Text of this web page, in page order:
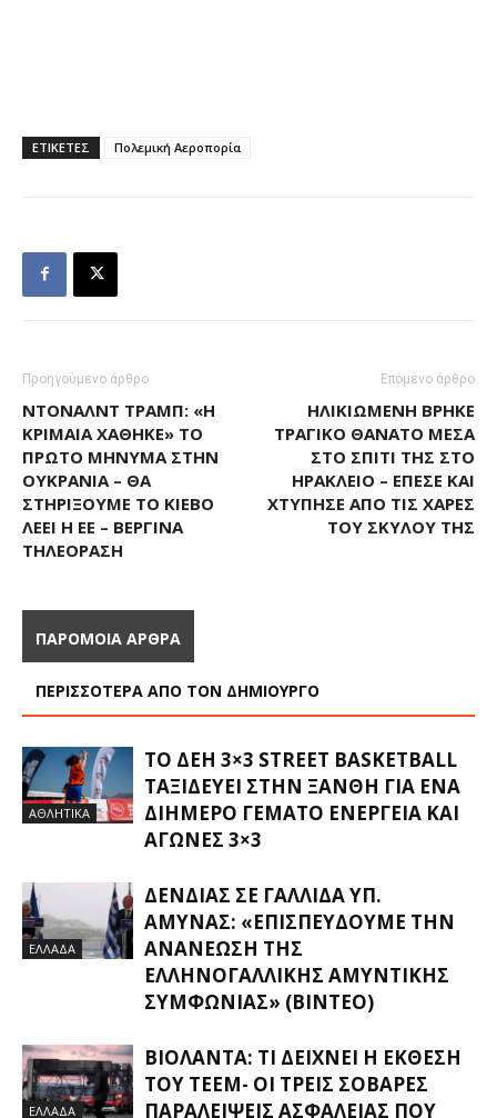
ΕΤΙΚΕΤΕΣ Πολεμική Αεροπορία
Προηγούμενο άρθρο
ΝΤΌΝΑΛΝΤ ΤΡΑΜΠ: «Η
ΚΡΙΜΑΊΑ ΧΆΘΗΚΕ» ΤΟ
ΠΡΏΤΟ ΜΉΝΥΜΑ ΣΤΗΝ
ΟΥΚΡΑΝΊΑ – ΘΑ
ΣΤΗΡΊΞΟΥΜΕ ΤΟ ΚΊΕΒΟ
ΛΈΕΙ Η ΕΕ – ΒΕΡΓΊΝΑ
ΤΗΛΕΌΡΑΣΗ
Επόμενο άρθρο
ΗΛΙΚΙΩΜΈΝΗ ΒΡΉΚΕ
ΤΡΑΓΙΚΌ ΘΆΝΑΤΟ ΜΈΣΑ
ΣΤΟ ΣΠΊΤΙ ΤΗΣ ΣΤΟ
ΗΡΆΚΛΕΙΟ – ΈΠΕΣΕ ΚΑΙ
ΧΤΎΠΗΣΕ ΑΠΌ ΤΙΣ ΧΑΡΈΣ
ΤΟΥ ΣΚΎΛΟΥ ΤΗΣ
ΠΑΡΟΜΟΙΑ ΑΡΘΡΑ
ΠΕΡΙΣΣΟΤΕΡΑ ΑΠΟ ΤΟΝ ΔΗΜΙΟΥΡΓΟ
ΑΘΛΗΤΙΚΑ
ΤΟ ΔΕΗ 3×3 STREET BASKETBALL
ΤΑΞΙΔΕΎΕΙ ΣΤΗΝ ΞΆΝΘΗ ΓΙΑ ΈΝΑ
ΔΙΉΜΕΡΟ ΓΕΜΆΤΟ ΕΝΈΡΓΕΙΑ ΚΑΙ
ΑΓΏΝΕΣ 3×3
ΕΛΛΑΔΑ
ΔΈΝΔΙΑΣ ΣΕ ΓΑΛΛΊΔΑ ΥΠ.
ΆΜΥΝΑΣ: «ΕΠΙΣΠΕΎΔΟΥΜΕ ΤΗΝ
ΑΝΑΝΈΩΣΗ ΤΗΣ
ΕΛΛΗΝΟΓΑΛΛΙΚΉΣ ΑΜΥΝΤΙΚΉΣ
ΣΥΜΦΩΝΊΑΣ» (ΒΊΝΤΕΟ)
ΕΛΛΑΔΑ
ΒΙΟΛΆΝΤΑ: ΤΙ ΔΕΊΧΝΕΙ Η ΈΚΘΕΣΗ
ΤΟΥ ΤΕΕΜ- ΟΙ ΤΡΕΙΣ ΣΟΒΑΡΈΣ
ΠΑΡΑΛΕΊΨΕΙΣ ΑΣΦΑΛΕΊΑΣ ΠΟΥ